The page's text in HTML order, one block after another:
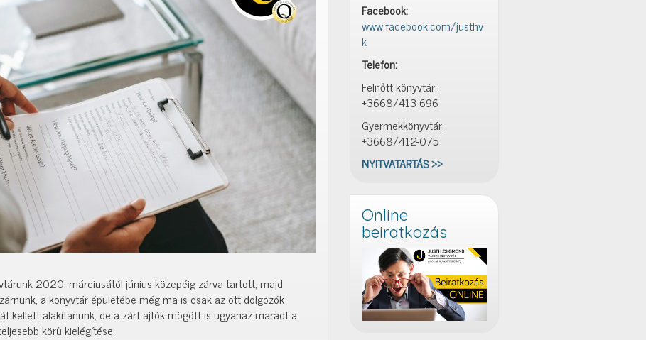
2020. márciusától június közepéig zárva tartott, majd
a könyvtár épületébe még ma is csak az ott dolgozók
kellett alakítanunk, de a zárt ajtók mögött is ugyanaz maradt a
körű kielégítése.
Facebook:
www.facebook.com/justhv
k
Telefon:
Felnőtt könyvtár:
+3668/413-696
Gyermekkönyvtár:
+3668/412-075
NYITVATARTÁS >>
Online
beiratkozás